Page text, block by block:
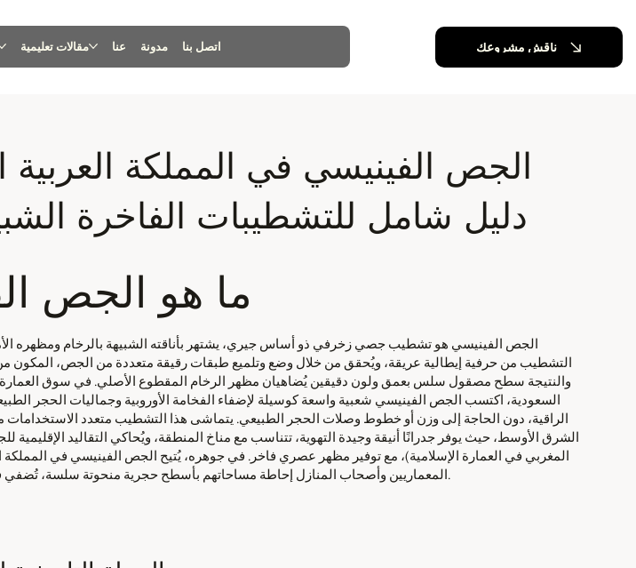
مقالات تعليمية عنا مدونة اتصل بنا ناقش مشروعك
الجص الفينيسي في المملكة العربية
دليل شامل للتشطيبات الفاخرة
ما هو الجص
الجص الفينيسي هو تشطيب جصي زخرفي ذو أساس جيري، يشتهر بأناقته الشبيهة بالرخام ومظهره
التشطيب من حرفية إيطالية عريقة، ويُحقق من خلال وضع وتلميع طبقات رقيقة متعددة من الجص، المكون من
والنتيجة سطح مصقول سلس بعمق ولون دقيقين يُضاهيان مظهر الرخام المقطوع الأصلي. في سوق العمارة
السعودية، اكتسب الجص الفينيسي شعبية واسعة كوسيلة لإضفاء الفخامة الأوروبية وجماليات الحجر
الراقية، دون الحاجة إلى وزن أو خطوط وصلات الحجر الطبيعي. يتماشى هذا التشطيب متعدد
الشرق الأوسط، حيث يوفر جدرانًا أنيقة وجيدة التهوية، تتناسب مع مناخ المنطقة، ويُحاكي التقاليد
المغربي في العمارة الإسلامية)، مع توفير مظهر عصري فاخر. في جوهره، يُتيح الجص الفينيسي في المملكة
المعماريين وأصحاب المنازل إحاطة مساحاتهم بأسطح حجرية منحوتة سلسة، تُضفي فخامةً وحرفيةً وجاذبيةً خالدة.